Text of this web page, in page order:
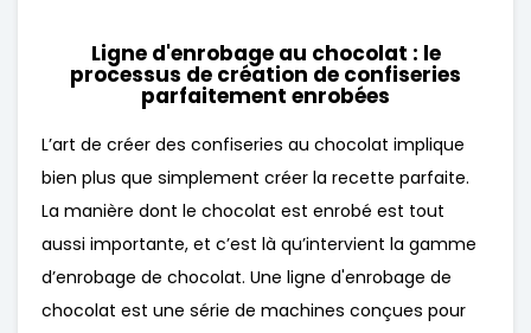
Actualités
Contactez-nous
Ligne d'enrobage au chocolat : le
processus de création de confiseries
parfaitement enrobées
L’art de créer des confiseries au chocolat implique
bien plus que simplement créer la recette parfaite.
La manière dont le chocolat est enrobé est tout
aussi importante, et c’est là qu’intervient la gamme
d’enrobage de chocolat. Une ligne d'enrobage de
chocolat est une série de machines conçues pour